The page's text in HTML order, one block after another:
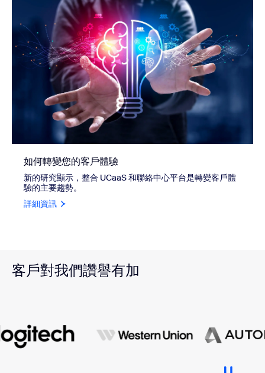
如何轉變您的客戶體驗
新的研究顯示，整合 UCaaS 和聯絡中心平台是轉變客戶體
驗的主要趨勢。
詳細資訊
客戶對我們讚譽有加